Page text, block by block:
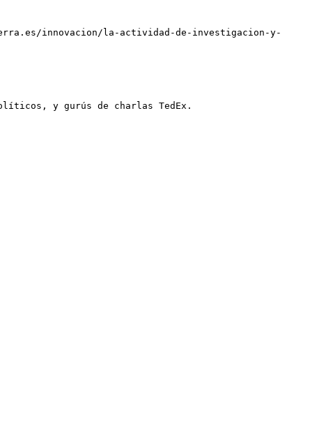
innovacion/la-actividad-de-investigacion-y-
y gurús de charlas TedEx.